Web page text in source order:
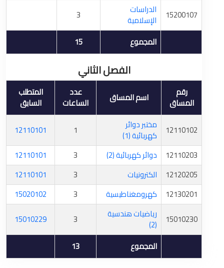
15200107
الدراسات
الإسلامية
3
المجموع
15
الفصل الثاني
رقم
المساق اسم المساق عدد
الساعات
المتطلب
السابق
12110102
مختبر دوائر
كهربائية (1) 1
12110101
12110203
دوائر كهربائية (2) 3
12110101
12120205
الكترونيات 3
12110101
12130201
كهرومغناطيسية 3
15020102
15010230
رياضيات هندسية
(2)
3
15010229
المجموع
13